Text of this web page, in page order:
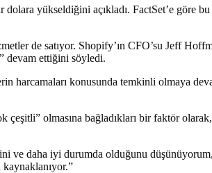
yükseldiğini açıkladı. FactSet’e göre
de satıyor. Shopify’ın CFO’su Jeff
devam ettiğini söyledi.
konusunda temkinli olmaya
olmasına bağladıkları bir faktör
ve daha iyi durumda olduğunu